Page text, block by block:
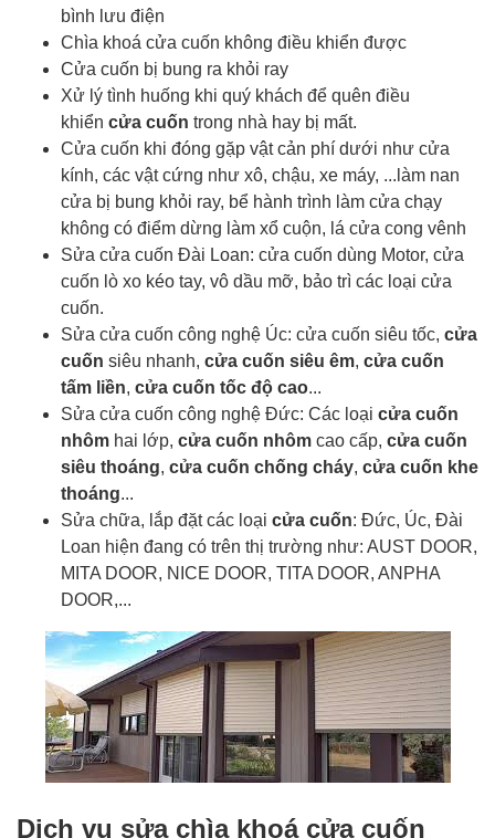
bình lưu điện
Chìa khoá cửa cuốn không điều khiển được
Cửa cuốn bị bung ra khỏi ray
Xử lý tình huống khi quý khách để quên điều
khiển cửa cuốn trong nhà hay bị mất.
Cửa cuốn khi đóng gặp vật cản phí dưới như cửa
kính, các vật cứng như xô, chậu, xe máy, ...làm nan
cửa bị bung khỏi ray, bể hành trình làm cửa chạy
không có điểm dừng làm xổ cuộn, lá cửa cong vênh
Sửa cửa cuốn Đài Loan: cửa cuốn dùng Motor, cửa
cuốn lò xo kéo tay, vô dầu mỡ, bảo trì các loại cửa
cuốn.
Sửa cửa cuốn công nghệ Úc: cửa cuốn siêu tốc, cửa
cuốn siêu nhanh, cửa cuốn siêu êm, cửa cuốn
tấm liền, cửa cuốn tốc độ cao...
Sửa cửa cuốn công nghệ Đức: Các loại cửa cuốn
nhôm hai lớp, cửa cuốn nhôm cao cấp, cửa cuốn
siêu thoáng, cửa cuốn chống cháy, cửa cuốn khe
thoáng...
Sửa chữa, lắp đặt các loại cửa cuốn: Đức, Úc, Đài
Loan hiện đang có trên thị trường như: AUST DOOR,
MITA DOOR, NICE DOOR, TITA DOOR, ANPHA
DOOR,...
Dịch vụ sửa chìa khoá cửa cuốn